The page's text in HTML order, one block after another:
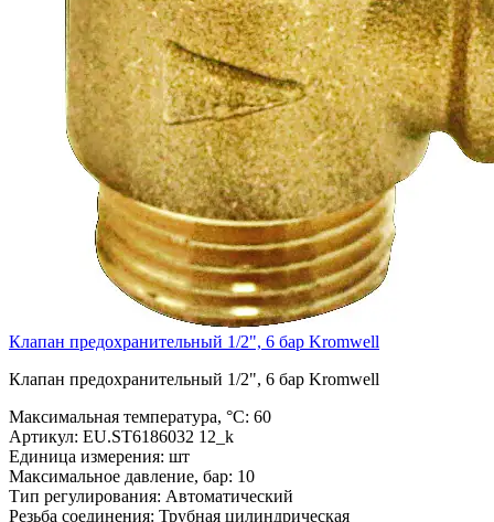
Клапан предохранительный 1/2", 6 бар Kromwell
Клапан предохранительный 1/2", 6 бар Kromwell
Максимальная температура, °С: 60
Артикул: EU.ST6186032 12_k
Единица измерения: шт
Максимальное давление, бар: 10
Тип регулирования: Автоматический
Резьба соединения: Трубная цилиндрическая